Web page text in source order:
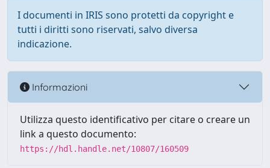
I documenti in IRIS sono protetti da copyright e
tutti i diritti sono riservati, salvo diversa
indicazione.
Informazioni
Utilizza questo identificativo per citare o creare un
link a questo documento:
https://hdl.handle.net/10807/160509